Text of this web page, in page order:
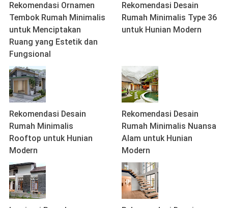
Rekomendasi Ornamen
Tembok Rumah Minimalis
untuk Menciptakan
Ruang yang Estetik dan
Fungsional
Rekomendasi Desain
Rumah Minimalis Type 36
untuk Hunian Modern
Rekomendasi Desain
Rumah Minimalis
Rooftop untuk Hunian
Modern
Rekomendasi Desain
Rumah Minimalis Nuansa
Alam untuk Hunian
Modern